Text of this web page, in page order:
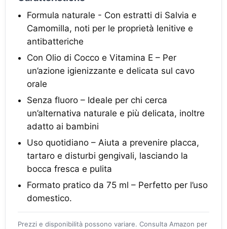
Formula naturale - Con estratti di Salvia e
Camomilla, noti per le proprietà lenitive e
antibatteriche
Con Olio di Cocco e Vitamina E – Per
un’azione igienizzante e delicata sul cavo
orale
Senza fluoro – Ideale per chi cerca
un’alternativa naturale e più delicata, inoltre
adatto ai bambini
Uso quotidiano – Aiuta a prevenire placca,
tartaro e disturbi gengivali, lasciando la
bocca fresca e pulita
Formato pratico da 75 ml – Perfetto per l’uso
domestico.
Prezzi e disponibilità possono variare. Consulta Amazon per